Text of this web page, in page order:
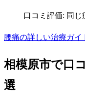
口コミ評価: 同
腰痛の詳しい治療ガ
相模原市で口
選